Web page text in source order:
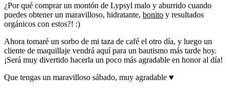
¿Por qué comprar un montón de Lypsyl malo y aburrido cuando
puedes obtener un maravilloso, hidratante, bonito y resultados
orgánicos con estos?! :)
Ahora tomaré un sorbo de mi taza de café el otro día, y luego un
cliente de maquillaje vendrá aquí para un bautismo más tarde hoy.
¡Será muy divertido hacerla un poco más agradable en honor al día!
Que tengas un maravilloso sábado, muy agradable ♥